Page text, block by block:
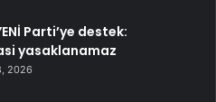
Parti’ye destek:
yasaklanamaz
2026